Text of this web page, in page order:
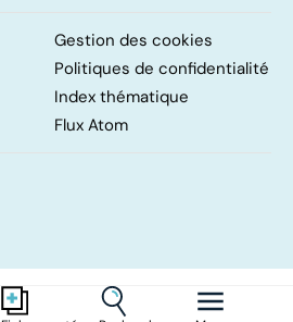
Gestion des cookies
Politiques de confidentialité
Index thématique
Flux Atom